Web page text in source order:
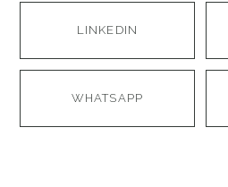
LINKEDIN
WHATSAPP